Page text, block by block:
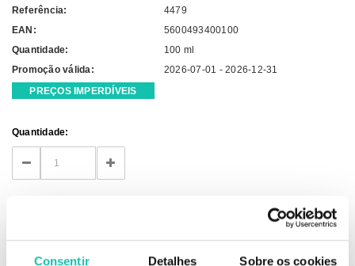
Consentir Detalhes Sobre os cookies
Referência:
4479
EAN:
5600493400100
Quantidade:
100 ml
Promoção válida:
2026-07-01 - 2026-12-31
PREÇOS IMPERDÍVEIS
Current
Stock:
Quantidade:
DECREASE
QUANTITY:
INCREASE
QUANTITY: